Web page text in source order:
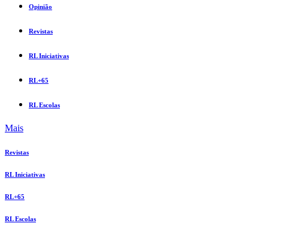
Opinião
Revistas
RL Iniciativas
RL+65
RL Escolas
Mais
Revistas
RL Iniciativas
RL+65
RL Escolas